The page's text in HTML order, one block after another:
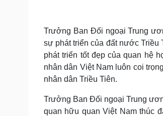
Trưởng Ban Đối ngoại Trung
sự phát triển của đất nước Triều
phát triển tốt đẹp của quan hệ
nhân dân Việt Nam luôn coi
nhân dân Triều Tiên.
Trưởng Ban Đối ngoại Trung
quan hữu quan Việt Nam thúc